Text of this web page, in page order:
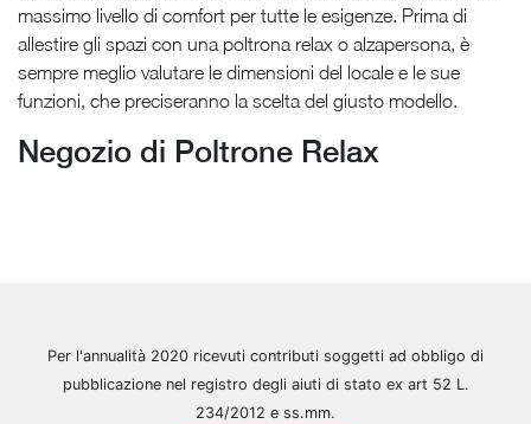
massimo livello di comfort per tutte le esigenze. Prima di
allestire gli spazi con una poltrona relax o alzapersona, è
sempre meglio valutare le dimensioni del locale e le sue
funzioni, che preciseranno la scelta del giusto modello.
Negozio di Poltrone Relax
Per l'annualità 2020 ricevuti contributi soggetti ad obbligo di
pubblicazione nel registro degli aiuti di stato ex art 52 L.
234/2012 e ss.mm.